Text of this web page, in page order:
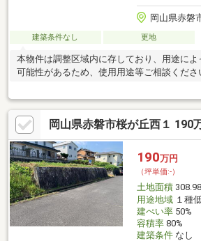
岡山県赤磐
建築条件なし 更地
本物件は調整区域内に存しており、用途に
可能性があるため、使用用途等ご相談くださ
岡山県赤磐市桜が丘西１ 190
190万円
（坪単価:-）
土地面積
用途地域１種
建ぺい率50%
容積率80%
建築条件なし